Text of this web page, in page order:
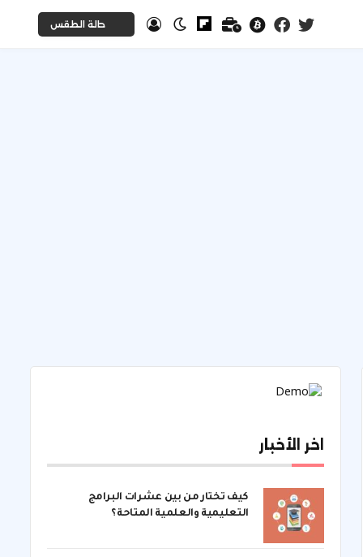
حالة الطقس
اخر الأخبار
كيف تختار من بين عشرات البرامج
التعليمية والعلمية المتاحة؟